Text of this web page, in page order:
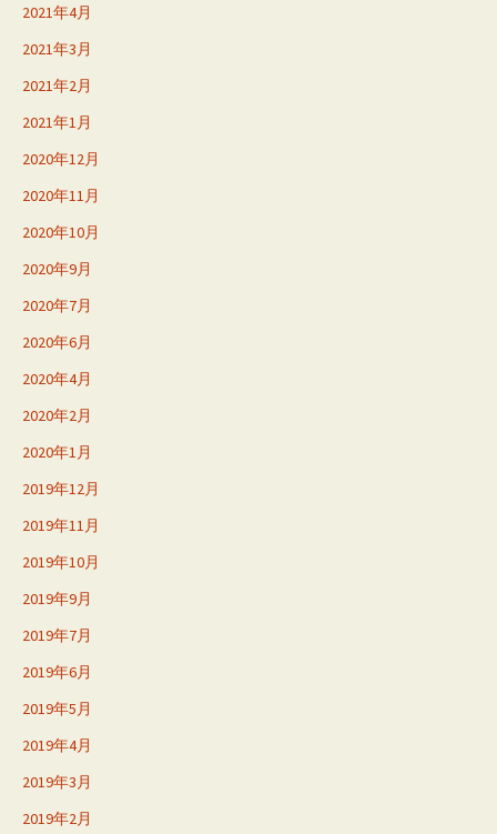
2021年4月
2021年3月
2021年2月
2021年1月
2020年12月
2020年11月
2020年10月
2020年9月
2020年7月
2020年6月
2020年4月
2020年2月
2020年1月
2019年12月
2019年11月
2019年10月
2019年9月
2019年7月
2019年6月
2019年5月
2019年4月
2019年3月
2019年2月